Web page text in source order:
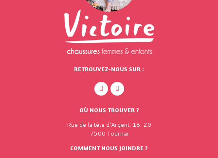
RETROUVEZ-NOUS SUR :
OÙ NOUS TROUVER ?
Rue de la tête d'Argent, 18-20
7500 Tournai
COMMENT NOUS JOINDRE ?